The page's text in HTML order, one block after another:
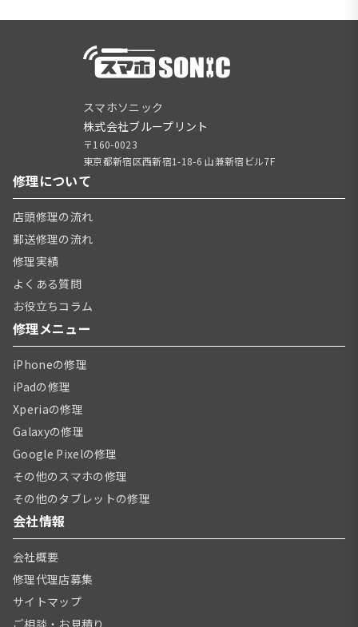
スマホソニック
株式会社ブループリント
〒160-0023
東京都新宿区西新宿1-18-6 山兼新宿ビル7F
修理について
店頭修理の流れ
郵送修理の流れ
修理実績
よくある質問
お役立ちコラム
修理メニュー
iPhoneの修理
iPadの修理
Xperiaの修理
Galaxyの修理
Google Pixelの修理
その他のスマホの修理
その他のタブレットの修理
会社情報
会社概要
修理代理店募集
サイトマップ